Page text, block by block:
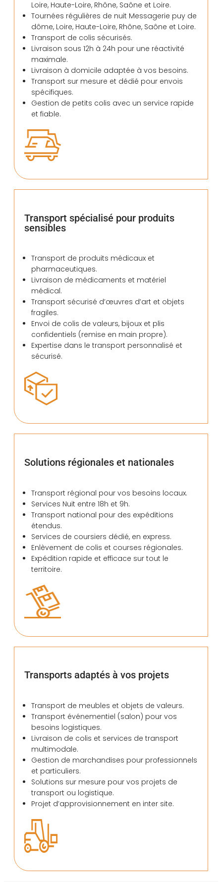
Loire, Haute-Loire, Rhône, Saône et Loire.
Tournées régulières de nuit Messagerie puy de
dôme, Loire, Haute-Loire, Rhône, Saône et Loire.
Transport de colis sécurisés.
Livraison sous 12h à 24h pour une réactivité
maximale.
Livraison à domicile adaptée à vos besoins.
Transport sur mesure et dédié pour envois
spécifiques.
Gestion de petits colis avec un service rapide
et fiable.
Transport spécialisé pour produits
sensibles
Transport de produits médicaux et
pharmaceutiques.
Livraison de médicaments et matériel
médical.
Transport sécurisé d’œuvres d’art et objets
fragiles.
Envoi de colis de valeurs, bijoux et plis
confidentiels (remise en main propre).
Expertise dans le transport personnalisé et
sécurisé.
Solutions régionales et nationales
Transport régional pour vos besoins locaux.
Services Nuit entre 18h et 9h.
Transport national pour des expéditions
étendus.
Services de coursiers dédié, en express.
Enlèvement de colis et courses régionales.
Expédition rapide et efficace sur tout le
territoire.
Transports adaptés à vos projets
Transport de meubles et objets de valeurs.
Transport événementiel (salon) pour vos
besoins logistiques.
Livraison de colis et services de transport
multimodale.
Gestion de marchandises pour professionnels
et particuliers.
Solutions sur mesure pour vos projets de
transport ou logistique.
Projet d’approvisionnement en inter site.